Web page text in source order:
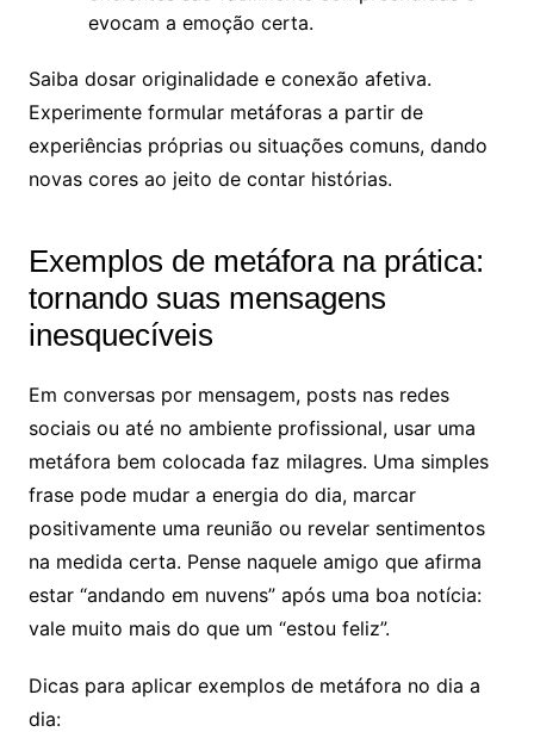
evocam a emoção certa.
Saiba dosar originalidade e conexão afetiva.
Experimente formular metáforas a partir de
experiências próprias ou situações comuns, dando
novas cores ao jeito de contar histórias.
Exemplos de metáfora na prática:
tornando suas mensagens
inesquecíveis
Em conversas por mensagem, posts nas redes
sociais ou até no ambiente profissional, usar uma
metáfora bem colocada faz milagres. Uma simples
frase pode mudar a energia do dia, marcar
positivamente uma reunião ou revelar sentimentos
na medida certa. Pense naquele amigo que afirma
estar “andando em nuvens” após uma boa notícia:
vale muito mais do que um “estou feliz”.
Dicas para aplicar exemplos de metáfora no dia a
dia: